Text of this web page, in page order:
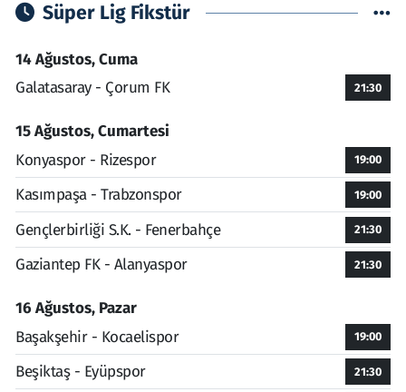
Süper Lig Fikstür
14 Ağustos, Cuma
Galatasaray - Çorum FK
21:30
15 Ağustos, Cumartesi
Konyaspor - Rizespor
19:00
Kasımpaşa - Trabzonspor 19:00
Gençlerbirliği S.K. - Fenerbahçe 21:30
Gaziantep FK - Alanyaspor 21:30
16 Ağustos, Pazar
Başakşehir - Kocaelispor
19:00
Beşiktaş - Eyüpspor 21:30